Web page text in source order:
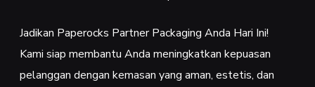
Jadikan Paperocks Partner Packaging Anda Hari Ini!
Kami siap membantu Anda meningkatkan kepuasan
pelanggan dengan kemasan yang aman, estetis, dan